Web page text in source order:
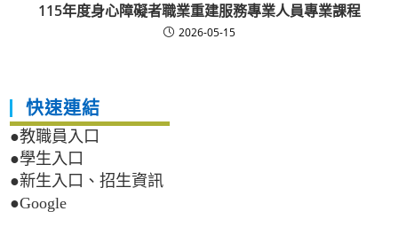
115年度身心障礙者職業重建服務專業人員專業課程
2026-05-15
快速連結
●教職員入口
●學生入口
●新生入口、招生資訊
●Google